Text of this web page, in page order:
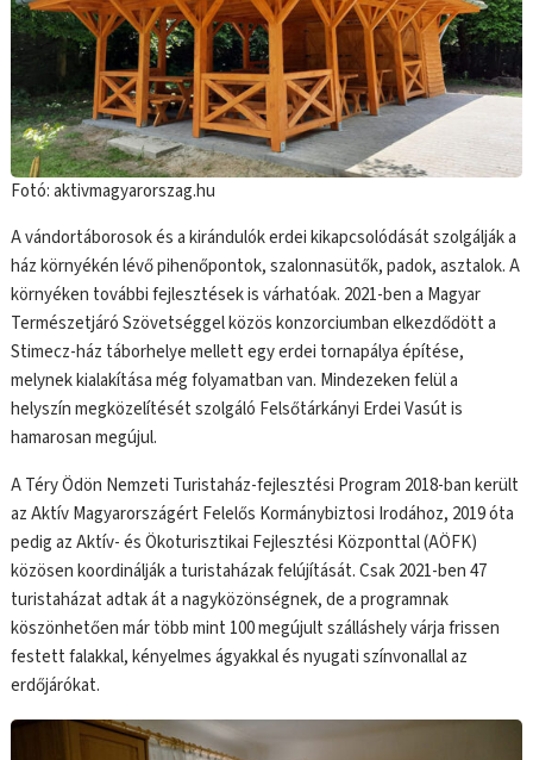
Fotó: aktivmagyarorszag.hu
A vándortáborosok és a kirándulók erdei kikapcsolódását szolgálják a
ház környékén lévő pihenőpontok, szalonnasütők, padok, asztalok. A
környéken további fejlesztések is várhatóak. 2021-ben a Magyar
Természetjáró Szövetséggel közös konzorciumban elkezdődött a
Stimecz-ház táborhelye mellett egy erdei tornapálya építése,
melynek kialakítása még folyamatban van. Mindezeken felül a
helyszín megközelítését szolgáló Felsőtárkányi Erdei Vasút is
hamarosan megújul.
A Téry Ödön Nemzeti Turistaház-fejlesztési Program 2018-ban került
az Aktív Magyarországért Felelős Kormánybiztosi Irodához, 2019 óta
pedig az Aktív- és Ökoturisztikai Fejlesztési Központtal (AÖFK)
közösen koordinálják a turistaházak felújítását. Csak 2021-ben 47
turistaházat adtak át a nagyközönségnek, de a programnak
köszönhetően már több mint 100 megújult szálláshely várja frissen
festett falakkal, kényelmes ágyakkal és nyugati színvonallal az
erdőjárókat.